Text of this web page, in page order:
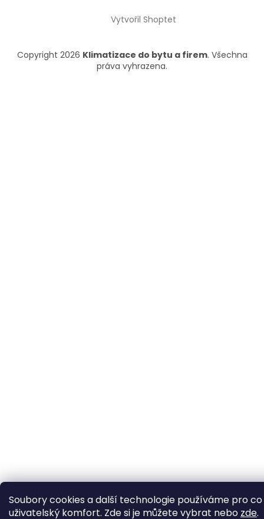
Soubory cookies a další technologie používáme pro
uživatelský komfort. Zde si je můžete vybrat nebo zde.
Vytvořil Shoptet
Copyright 2026 Klimatizace do bytu a firem. Všechna
práva vyhrazena.